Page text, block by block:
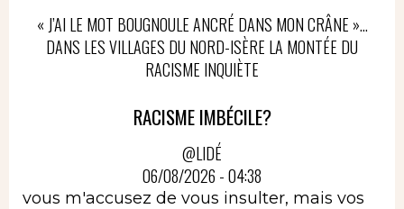
« J’AI LE MOT BOUGNOULE ANCRÉ DANS MON CRÂNE »…
DANS LES VILLAGES DU NORD-ISÈRE LA MONTÉE DU
RACISME INQUIÈTE
RACISME IMBÉCILE?
@LIDÉ
06/08/2026 - 04:38
vous m'accusez de vous insulter, mais vos